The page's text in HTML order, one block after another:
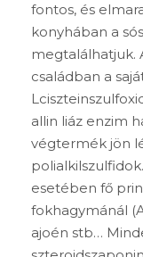
fontos, és
konyhában a
megtalálhatjuk.
családban a
allin liáz enzim
végtermék jön
esetében fő
fokhagymánál
ajoén stb…